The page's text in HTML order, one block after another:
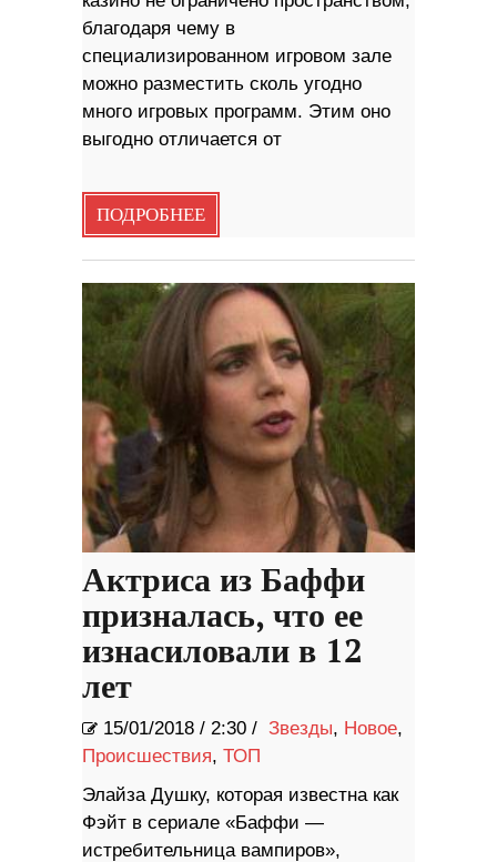
благодаря чему в
специализированном игровом зале
можно разместить сколь угодно
много игровых программ. Этим оно
выгодно отличается от
ПОДРОБНЕЕ
Актриса из Баффи
призналась, что ее
изнасиловали в 12
лет
15/01/2018 / 2:30 / Звезды, Новое,
Происшествия, ТОП
Элайза Душку, которая известна как
Фэйт в сериале «Баффи —
истребительница вампиров»,